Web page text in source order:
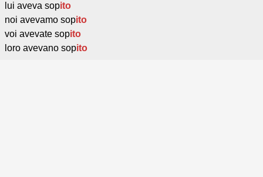
lui aveva sopito
noi avevamo sopito
voi avevate sopito
loro avevano sopito